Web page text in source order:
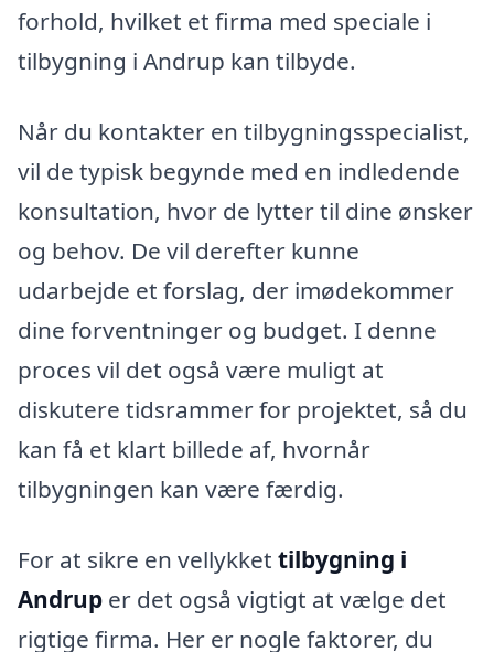
forhold, hvilket et firma med speciale i
tilbygning i Andrup kan tilbyde.
Når du kontakter en tilbygningsspecialist,
vil de typisk begynde med en indledende
konsultation, hvor de lytter til dine ønsker
og behov. De vil derefter kunne
udarbejde et forslag, der imødekommer
dine forventninger og budget. I denne
proces vil det også være muligt at
diskutere tidsrammer for projektet, så du
kan få et klart billede af, hvornår
tilbygningen kan være færdig.
For at sikre en vellykket tilbygning i
Andrup er det også vigtigt at vælge det
rigtige firma. Her er nogle faktorer, du